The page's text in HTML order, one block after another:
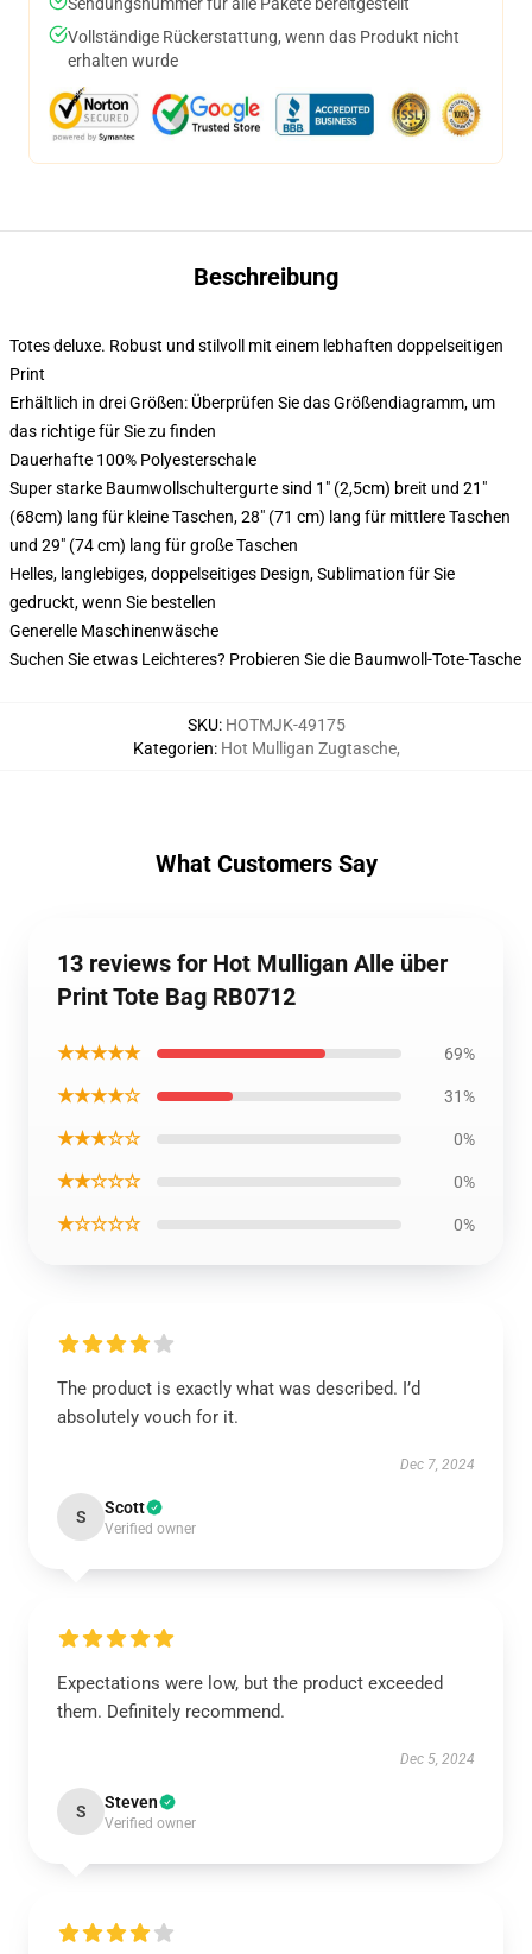
Vollständige Rückerstattung, wenn das Produkt nicht
erhalten wurde
Beschreibung
Totes deluxe. Robust und stilvoll mit einem lebhaften doppelseitigen
Print
Erhältlich in drei Größen: Überprüfen Sie das Größendiagramm, um
das richtige für Sie zu finden
Dauerhafte 100% Polyesterschale
Super starke Baumwollschultergurte sind 1" (2,5cm) breit und 21"
(68cm) lang für kleine Taschen, 28" (71 cm) lang für mittlere Taschen
und 29" (74 cm) lang für große Taschen
Helles, langlebiges, doppelseitiges Design, Sublimation für Sie
gedruckt, wenn Sie bestellen
Generelle Maschinenwäsche
Suchen Sie etwas Leichteres? Probieren Sie die Baumwoll-Tote-Tasche
SKU: HOTMJK-49175
Kategorien: Hot Mulligan Zugtasche,
What Customers Say
13 reviews for Hot Mulligan Alle über
Print Tote Bag RB0712
★★★★★ 69%
★★★★☆ 31%
★★★☆☆ 0%
★★☆☆☆ 0%
★☆☆☆☆ 0%
The product is exactly what was described. I’d
absolutely vouch for it.
Dec 7, 2024
S Scott
Verified owner
Expectations were low, but the product exceeded
them. Definitely recommend.
Dec 5, 2024
S Steven
Verified owner